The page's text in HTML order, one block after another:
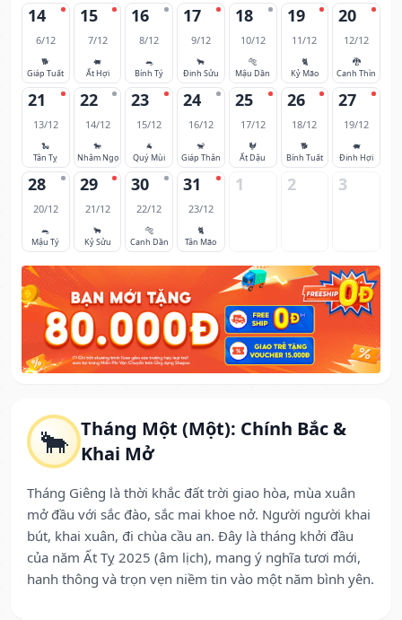
🐂 Tháng Một (Một): Chính Bắc &
Khai Mở
Tháng Giêng là thời khắc đất trời giao hòa, mùa xuân
mở đầu với sắc đào, sắc mai khoe nở. Người người khai
bút, khai xuân, đi chùa cầu an. Đây là tháng khởi đầu
của năm Ất Tỵ 2025 (âm lịch), mang ý nghĩa tươi mới,
hanh thông và trọn vẹn niềm tin vào một năm bình yên.
14
6/12
🐕
Giáp Tuất
15
7/12
🐖
Ất Hợi
16
8/12
🐀
Bính Tý
17
9/12
🐂
Đinh Sửu
18
10/12
🐅
Mậu Dần
19
11/12
🐈
Kỷ Mão
20
12/12
🐉
Canh Thìn
21
13/12
🐍
Tân Tỵ
22
14/12
🐎
Nhâm Ngọ
23
15/12
🐐
Quý Mùi
24
16/12
🐒
Giáp Thân
25
17/12
🐓
Ất Dậu
26
18/12
🐕
Bính Tuất
27
19/12
🐖
Đinh Hợi
28
20/12
🐀
Mậu Tý
29
21/12
🐂
Kỷ Sửu
30
22/12
🐅
Canh Dần
31
23/12
🐈
Tân Mão
1 2 3